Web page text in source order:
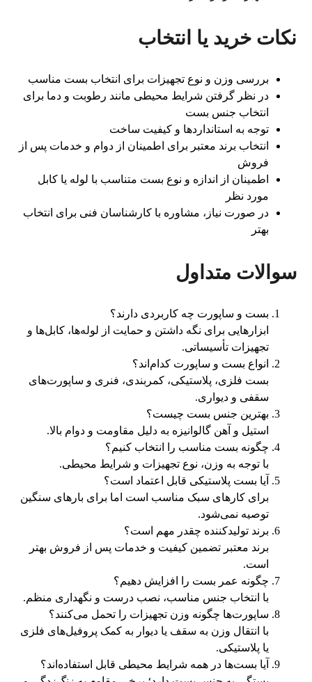
نکات خرید یا انتخاب
بررسی وزن و نوع تجهیزات برای انتخاب بست مناسب
در نظر گرفتن شرایط محیطی مانند رطوبت و دما برای
انتخاب جنس بست
توجه به استانداردها و کیفیت ساخت
انتخاب برند معتبر برای اطمینان از دوام و خدمات پس از
فروش
اطمینان از اندازه و نوع بست متناسب با لوله یا کابل
مورد نظر
در صورت نیاز، مشاوره با کارشناسان فنی برای انتخاب
بهتر
سوالات متداول
بست و ساپورت چه کاربردی دارند؟
ابزارهایی برای نگه داشتن و حمایت از لوله‌ها، کابل‌ها و
تجهیزات تأسیساتی.
انواع بست و ساپورت کدام‌اند؟
بست فلزی، پلاستیکی، کمربندی، فنری و ساپورت‌های
سقفی و دیواری.
بهترین جنس بست چیست؟
استیل و آهن گالوانیزه به دلیل مقاومت و دوام بالا.
چگونه بست مناسب را انتخاب کنیم؟
با توجه به وزن، نوع تجهیزات و شرایط محیطی.
آیا بست پلاستیکی قابل اعتماد است؟
برای کارهای سبک مناسب است اما برای بارهای سنگین
توصیه نمی‌شود.
برند تولیدکننده چقدر مهم است؟
برند معتبر تضمین کیفیت و خدمات پس از فروش بهتر
است.
چگونه عمر بست را افزایش دهیم؟
با انتخاب جنس مناسب، نصب درست و نگهداری منظم.
ساپورت‌ها چگونه وزن تجهیزات را تحمل می‌کنند؟
با انتقال وزن به سقف یا دیوار به کمک پروفیل‌های فلزی
یا پلاستیکی.
آیا بست‌ها در همه شرایط محیطی قابل استفاده‌اند؟